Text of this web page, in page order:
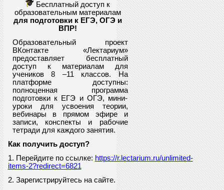
Бесплатный доступ к
образовательным материалам
для подготовки к ЕГЭ, ОГЭ и
ВПР!
Образовательный проект
ВКонтакте «Лектариум»
предоставляетбесплатный
доступ к материалам для
учеников 8 –11 классов. На
платформе доступны:
полноценная программа
подготовки к ЕГЭ и ОГЭ, мини-
уроки для усвоения теории,
вебинары в прямом эфире и
записи, конспекты и рабочие
тетради для каждого занятия.
Как получить доступ?
1. Перейдите по ссылке: https://r.lectarium.ru/unlimited-
items-2?redirect=6821
2. Зарегистрируйтесь на сайте.